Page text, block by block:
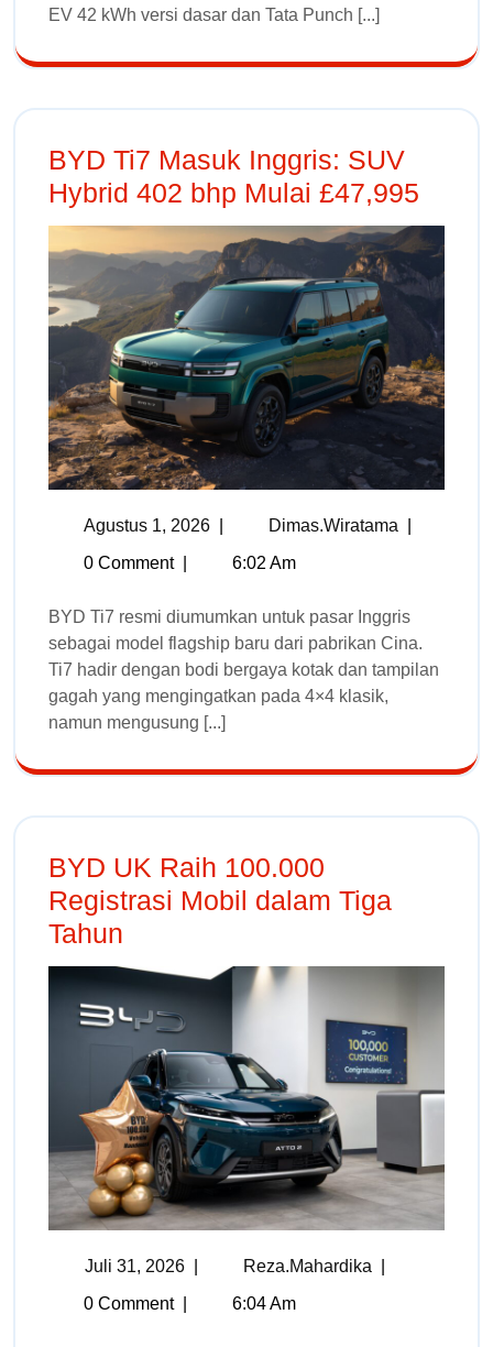
EV 42 kWh versi dasar dan Tata Punch [...]
BYD Ti7 Masuk Inggris: SUV
Hybrid 402 bhp Mulai £47,995
Agustus 1, 2026 Dimas.wiratama
0 Comment
6:02 Am
BYD Ti7 resmi diumumkan untuk pasar Inggris
sebagai model flagship baru dari pabrikan Cina.
Ti7 hadir dengan bodi bergaya kotak dan tampilan
gagah yang mengingatkan pada 4×4 klasik,
namun mengusung [...]
BYD UK Raih 100.000
Registrasi Mobil dalam Tiga
Tahun
Juli 31, 2026 Reza.mahardika
0 Comment
6:04 Am